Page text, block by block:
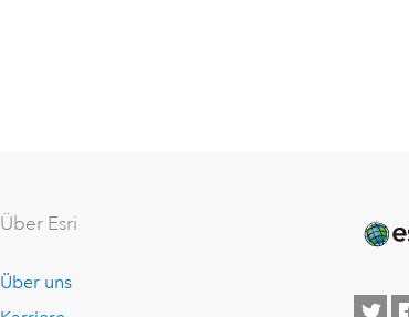
Über Esri
Über uns